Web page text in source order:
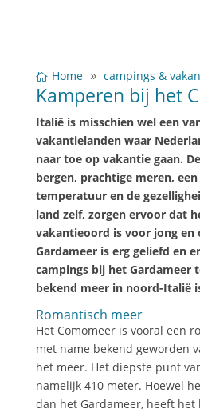
Home campings &
Kamperen bij het
Italië is misschien wel een
vakantielanden waar
naar toe op vakantie gaan.
bergen, prachtige meren,
temperatuur en de
land zelf, zorgen ervoor dat
vakantieoord is voor jong en
Gardameer is erg geliefd en
campings bij het Gardameer
bekend meer in noord-Italië
Romantisch meer
Het Comomeer is vooral een
met name bekend geworden
het meer. Het diepste punt
namelijk 410 meter. Hoewel
dan het Gardameer, heeft